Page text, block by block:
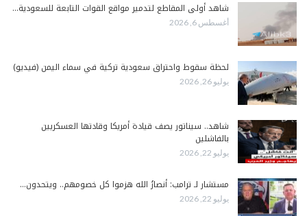
شاهد أولى المقاطع لتدمير مواقع القوات التابعة للسعودية…
أغسطس 6, 2026
لحظة سقوط واحتراق سعودية تركية في سماء اليمن (فيديو)
يوليو 26, 2026
شاهد.. سيناتور يصف قيادة أمريكا وقادتها العسكريين
بالفاشلين
يوليو 22, 2026
مستشار لـ ترامب: أنصارُ الله هزموا كل خصومهم.. ويتحدون…
يوليو 22, 2026